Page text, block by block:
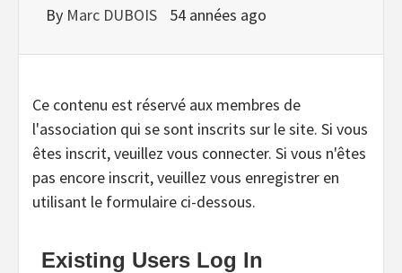
By Marc DUBOIS 54 années ago
Ce contenu est réservé aux membres de
l'association qui se sont inscrits sur le site. Si vous
êtes inscrit, veuillez vous connecter. Si vous n'êtes
pas encore inscrit, veuillez vous enregistrer en
utilisant le formulaire ci-dessous.
Existing Users Log In